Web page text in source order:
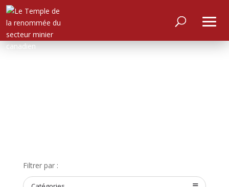
RENCONTRER
LES
MEMBRES
Filtrer par :